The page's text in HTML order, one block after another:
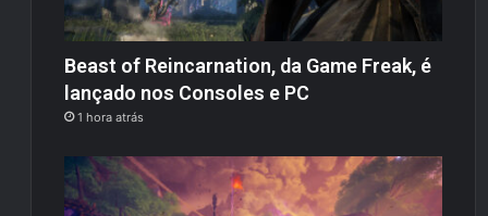
Beast of Reincarnation, da Game Freak, é
lançado nos Consoles e PC
1 hora atrás